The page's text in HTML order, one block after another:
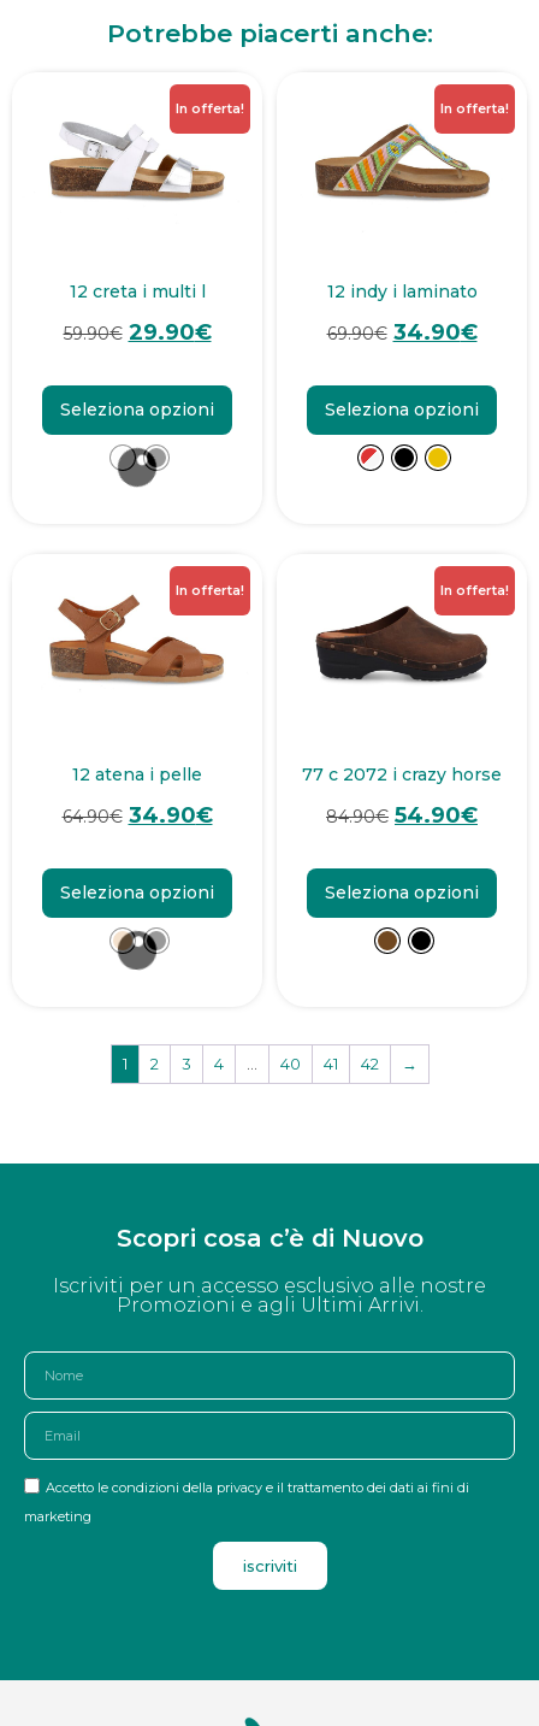
Potrebbe piacerti anche:
In offerta!
12 creta i multi l
59.90€ 29.90€
Seleziona opzioni
In offerta!
12 indy i laminato
69.90€ 34.90€
Seleziona opzioni
In offerta!
12 atena i pelle
64.90€ 34.90€
Seleziona opzioni
In offerta!
77 c 2072 i crazy horse
84.90€ 54.90€
Seleziona opzioni
1 2 3 4 40 41 42 →
Scopri cosa c’è di Nuovo
Iscriviti per un accesso esclusivo alle nostre
Promozioni e agli Ultimi Arrivi.
Accetto le condizioni della privacy e il trattamento dei dati ai fini di
marketing
iscriviti